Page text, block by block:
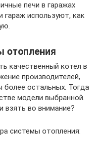
печи в гаражах
гараж используют, как
отопления
качественный котел в
производителей,
более остальных. Тогда
модели выбранной.
взять во внимание?
системы отопления: